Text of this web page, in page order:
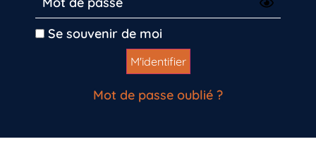
Se souvenir de moi
Mot de passe oublié ?
Inscrivez-vous dès maintenant